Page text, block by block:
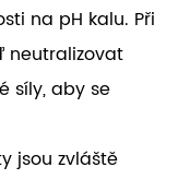
na pH kalu. Při
neutralizovat
síly, aby se
jsou zvláště